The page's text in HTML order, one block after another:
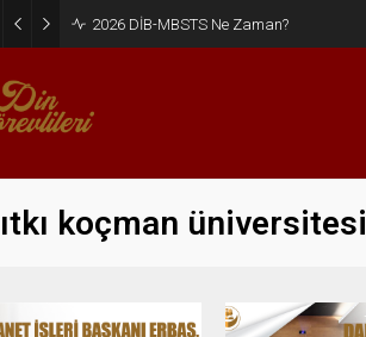
2026 DİB-MBSTS Ne Zaman?
koçman üniversitesi